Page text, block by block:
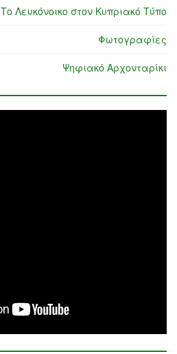
Το Λευκόνοικο στον Κυπριακό Τύπο
Φωτογραφίες
Ψηφιακό Αρχονταρίκι